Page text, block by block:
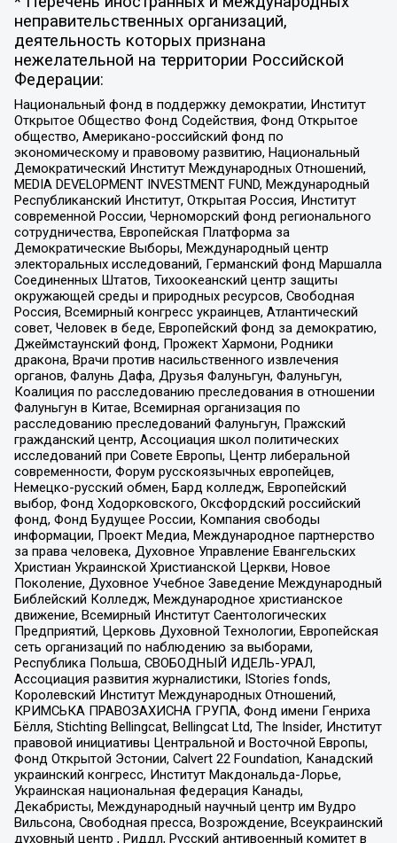
неправительственных организаций,
деятельность которых признана
нежелательной на территории Российской
Федерации:
Национальный фонд в поддержку демократии, Институт
Открытое Общество Фонд Содействия, Фонд Открытое
общество, Американо-российский фонд по
экономическому и правовому развитию, Национальный
Демократический Институт Международных Отношений,
MEDIA DEVELOPMENT INVESTMENT FUND, Международный
Республиканский Институт, Открытая Россия, Институт
современной России, Черноморский фонд регионального
сотрудничества, Европейская Платформа за
Демократические Выборы, Международный центр
электоральных исследований, Германский фонд Маршалла
Соединенных Штатов, Тихоокеанский центр защиты
окружающей среды и природных ресурсов, Свободная
Россия, Всемирный конгресс украинцев, Атлантический
совет, Человек в беде, Европейский фонд за демократию,
Джеймстаунский фонд, Прожект Хармони, Родники
дракона, Врачи против насильственного извлечения
органов, Фалунь Дафа, Друзья Фалуньгун, Фалуньгун,
Коалиция по расследованию преследования в отношении
Фалуньгун в Китае, Всемирная организация по
расследованию преследований Фалуньгун, Пражский
гражданский центр, Ассоциация школ политических
исследований при Совете Европы, Центр либеральной
современности, Форум русскоязычных европейцев,
Немецко-русский обмен, Бард колледж, Европейский
выбор, Фонд Ходорковского, Оксфордский российский
фонд, Фонд Будущее России, Компания свободы
информации, Проект Медиа, Международное партнерство
за права человека, Духовное Управление Евангельских
Христиан Украинской Христианской Церкви, Новое
Поколение, Духовное Учебное Заведение Международный
Библейский Колледж, Международное христианское
движение, Всемирный Институт Саентологических
Предприятий, Церковь Духовной Технологии, Европейская
сеть организаций по наблюдению за выборами,
Республика Польша, СВОБОДНЫЙ ИДЕЛЬ-УРАЛ,
Ассоциация развития журналистики, IStories fonds,
Королевский Институт Международных Отношений,
КРИМСЬКА ПРАВОЗАХИСНА ГРУПА, Фонд имени Генриха
Бёлля, Stichting Bellingcat, Bellingcat Ltd, The Insider, Институт
правовой инициативы Центральной и Восточной Европы,
Фонд Открытой Эстонии, Calvert 22 Foundation, Канадский
украинский конгресс, Институт Макдональда-Лорье,
Украинская национальная федерация Канады,
Декабристы, Международный научный центр им Вудро
Вильсона, Свободная пресса, Возрождение, Всеукраинский
духовный центр , Риддл, Русский антивоенный комитет в